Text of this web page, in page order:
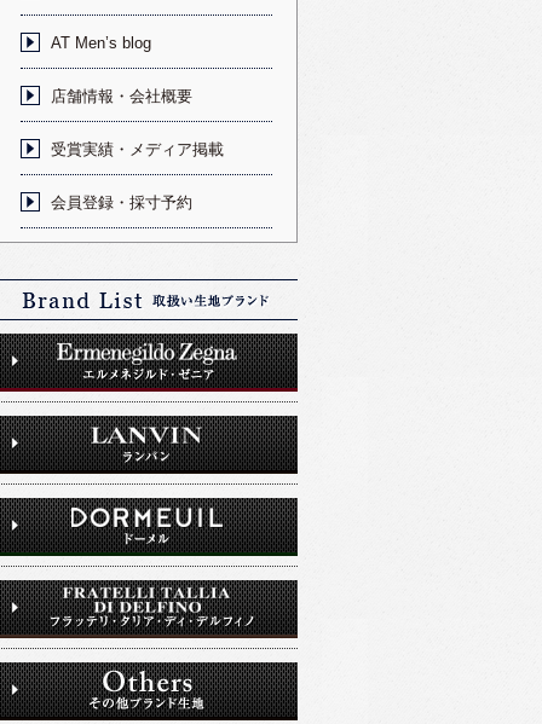
AT Men’s blog
店舗情報・会社概要
受賞実績・メディア掲載
会員登録・採寸予約